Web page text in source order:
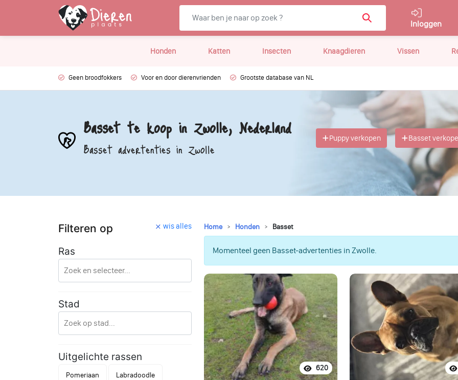
Inloggen
Honden Katten Insecten Knaagdieren Vissen
Geen broodfokkers Voor en door dierenvrienden Grootste database van NL
Basset te koop in Zwolle, Nederland
Basset advertenties in Zwolle Puppy verkopen Basset
Filteren op wis alles
Ras
Stad
Uitgelichte rassen
Pomeriaan Labradoodle
Home Honden Basset
Momenteel geen Basset-advertenties in Zwolle.
620